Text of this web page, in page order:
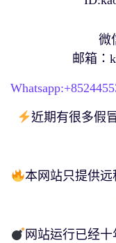
微
邮箱：
Whatsapp:+
近期有很多假
本网站只提供
网站运行已经